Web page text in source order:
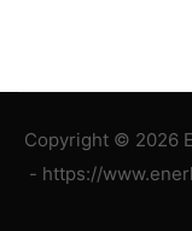
Copyright © 2026
- https://